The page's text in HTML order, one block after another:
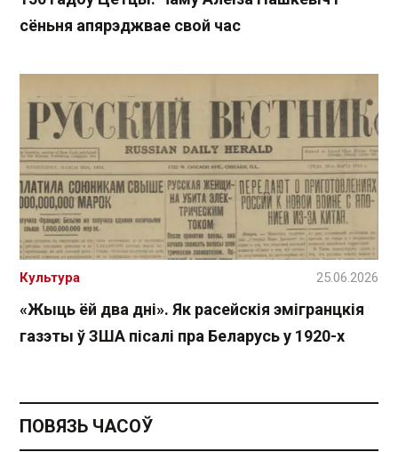
сёньня апярэджвае свой час
«Жыць ёй два дні». Як расейскія эмігранцкія
газэты ў ЗША пісалі пра Беларусь у 1920-х
Культура 25.06.2026
ПОВЯЗЬ ЧАСОЎ